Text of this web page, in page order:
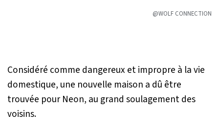
@WOLF CONNECTION
Considéré comme dangereux et impropre à la vie
domestique, une nouvelle maison a dû être
trouvée pour Neon, au grand soulagement des
voisins.